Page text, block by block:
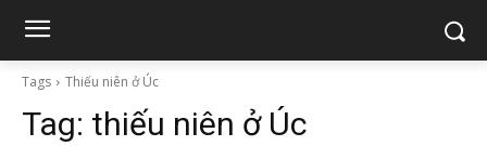
Tags Thiếu niên ở Úc
Tag: thiếu niên ở Úc